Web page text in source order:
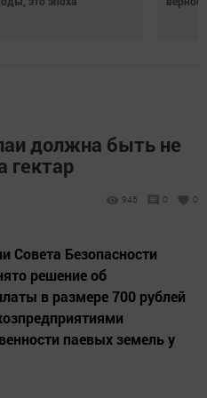
должна быть не
гектар
945 0 0
Совета Безопасности
решение об
в размере 700 рублей
паевых земель у